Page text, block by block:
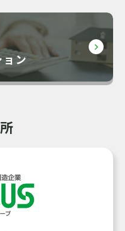
/ 下水排水 / 日当り良好
ン